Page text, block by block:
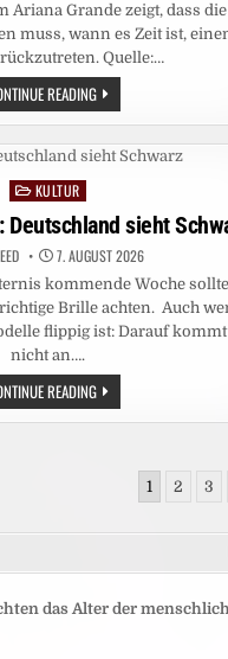
Ariana Grande zeigt, dass die
muss, wann es Zeit ist,
Quelle:…
READINGARIANA
GRANDE:
LASST
SIE
IN
Posted
in
KULTUR
sieht
7. AUGUST 2026
kommende Woche
Brille achten. Auch
flippig ist: Darauf kommt
nicht an….
READINGSONNENFINSTERNIS:
DEUTSCHLAND
SIEHT
1 2 3
das Alter der